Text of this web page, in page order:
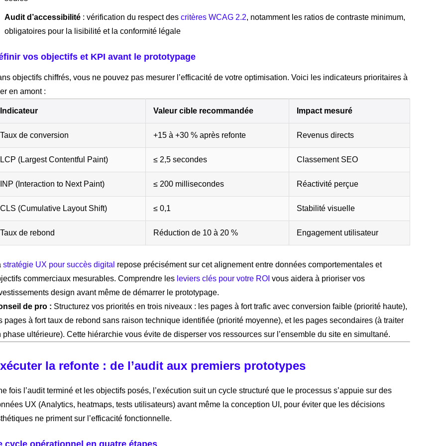
Audit d’accessibilité : vérification du respect des critères WCAG 2.2, notamment les ratios de contraste minimum,
obligatoires pour la lisibilité et la conformité légale
vos objectifs et KPI avant le prototypage
objectifs chiffrés, vous ne pouvez pas mesurer l’efficacité de votre optimisation. Voici les indicateurs prioritaires à
en amont :
Indicateur Valeur cible recommandée Impact mesuré
Taux de conversion +15 à +30 % après refonte Revenus directs
LCP (Largest Contentful Paint) ≤ 2,5 secondes Classement SEO
INP (Interaction to Next Paint) ≤ 200 millisecondes Réactivité perçue
CLS (Cumulative Layout Shift) ≤ 0,1 Stabilité visuelle
Taux de rebond Réduction de 10 à 20 % Engagement utilisateur
stratégie UX pour succès digital repose précisément sur cet alignement entre données comportementales et
commerciaux mesurables. Comprendre les leviers clés pour votre ROI vous aidera à prioriser vos
design avant même de démarrer le prototypage.
de pro : Structurez vos priorités en trois niveaux : les pages à fort trafic avec conversion faible (priorité haute),
pages à fort taux de rebond sans raison technique identifiée (priorité moyenne), et les pages secondaires (à traiter
phase ultérieure). Cette hiérarchie vous évite de disperser vos ressources sur l’ensemble du site en simultané.
la refonte : de l’audit aux premiers prototypes
fois l’audit terminé et les objectifs posés, l’exécution suit un cycle structuré que le processus s’appuie sur des
UX (Analytics, heatmaps, tests utilisateurs) avant même la conception UI, pour éviter que les décisions
ne priment sur l’efficacité fonctionnelle.
cycle opérationnel en quatre étapes